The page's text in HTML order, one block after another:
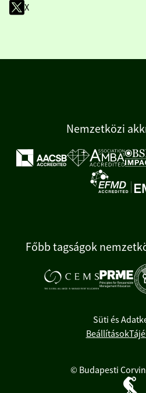
X
Nemzetközi
Főbb tagságok
Süti és
Beállítások
© Budapesti